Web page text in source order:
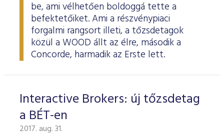
be, ami vélhetően boldoggá tette a
befektetőiket. Ami a részvénypiaci
forgalmi rangsort illeti, a tőzsdetagok
közül a WOOD állt az élre, második a
Concorde, harmadik az Erste lett.
Interactive Brokers: új tőzsdetag
a BÉT-en
2017. aug. 31.